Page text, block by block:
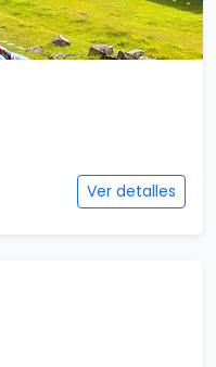
Ver detalles